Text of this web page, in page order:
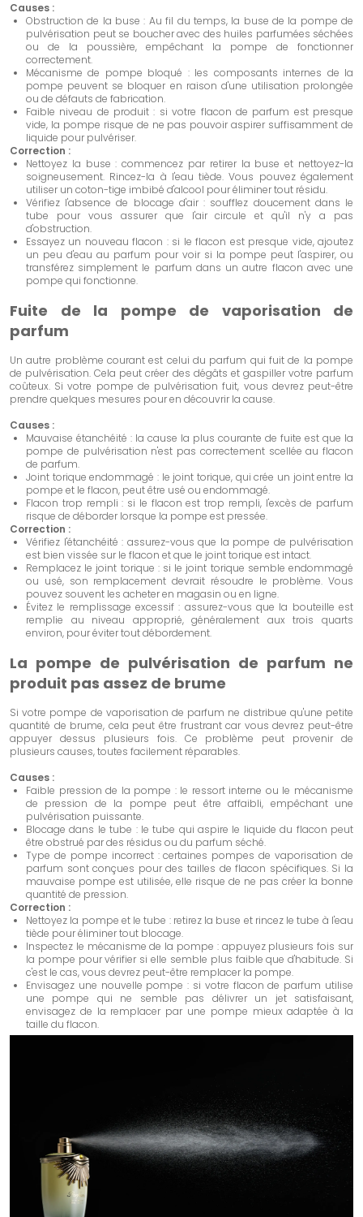
Causes :
Obstruction de la buse : Au fil du temps, la buse de la pompe de
pulvérisation peut se boucher avec des huiles parfumées séchées
ou de la poussière, empêchant la pompe de fonctionner
correctement.
Mécanisme de pompe bloqué : les composants internes de la
pompe peuvent se bloquer en raison d'une utilisation prolongée
ou de défauts de fabrication.
Faible niveau de produit : si votre flacon de parfum est presque
vide, la pompe risque de ne pas pouvoir aspirer suffisamment de
liquide pour pulvériser.
Correction :
Nettoyez la buse : commencez par retirer la buse et nettoyez-la
soigneusement. Rincez-la à l'eau tiède. Vous pouvez également
utiliser un coton-tige imbibé d'alcool pour éliminer tout résidu.
Vérifiez l'absence de blocage d'air : soufflez doucement dans le
tube pour vous assurer que l'air circule et qu'il n'y a pas
d'obstruction.
Essayez un nouveau flacon : si le flacon est presque vide, ajoutez
un peu d'eau au parfum pour voir si la pompe peut l'aspirer, ou
transférez simplement le parfum dans un autre flacon avec une
pompe qui fonctionne.
Fuite de la pompe de vaporisation de
parfum
Un autre problème courant est celui du parfum qui fuit de la pompe
de pulvérisation. Cela peut créer des dégâts et gaspiller votre parfum
coûteux. Si votre pompe de pulvérisation fuit, vous devrez peut-être
prendre quelques mesures pour en découvrir la cause.
Causes :
Mauvaise étanchéité : la cause la plus courante de fuite est que la
pompe de pulvérisation n'est pas correctement scellée au flacon
de parfum.
Joint torique endommagé : le joint torique, qui crée un joint entre la
pompe et le flacon, peut être usé ou endommagé.
Flacon trop rempli : si le flacon est trop rempli, l'excès de parfum
risque de déborder lorsque la pompe est pressée.
Correction :
Vérifiez l'étanchéité : assurez-vous que la pompe de pulvérisation
est bien vissée sur le flacon et que le joint torique est intact.
Remplacez le joint torique : si le joint torique semble endommagé
ou usé, son remplacement devrait résoudre le problème. Vous
pouvez souvent les acheter en magasin ou en ligne.
Évitez le remplissage excessif : assurez-vous que la bouteille est
remplie au niveau approprié, généralement aux trois quarts
environ, pour éviter tout débordement.
La pompe de pulvérisation de parfum ne
produit pas assez de brume
Si votre pompe de vaporisation de parfum ne distribue qu'une petite
quantité de brume, cela peut être frustrant car vous devrez peut-être
appuyer dessus plusieurs fois. Ce problème peut provenir de
plusieurs causes, toutes facilement réparables.
Causes :
Faible pression de la pompe : le ressort interne ou le mécanisme
de pression de la pompe peut être affaibli, empêchant une
pulvérisation puissante.
Blocage dans le tube : le tube qui aspire le liquide du flacon peut
être obstrué par des résidus ou du parfum séché.
Type de pompe incorrect : certaines pompes de vaporisation de
parfum sont conçues pour des tailles de flacon spécifiques. Si la
mauvaise pompe est utilisée, elle risque de ne pas créer la bonne
quantité de pression.
Correction :
Nettoyez la pompe et le tube : retirez la buse et rincez le tube à l'eau
tiède pour éliminer tout blocage.
Inspectez le mécanisme de la pompe : appuyez plusieurs fois sur
la pompe pour vérifier si elle semble plus faible que d'habitude. Si
c'est le cas, vous devrez peut-être remplacer la pompe.
Envisagez une nouvelle pompe : si votre flacon de parfum utilise
une pompe qui ne semble pas délivrer un jet satisfaisant,
envisagez de la remplacer par une pompe mieux adaptée à la
taille du flacon.